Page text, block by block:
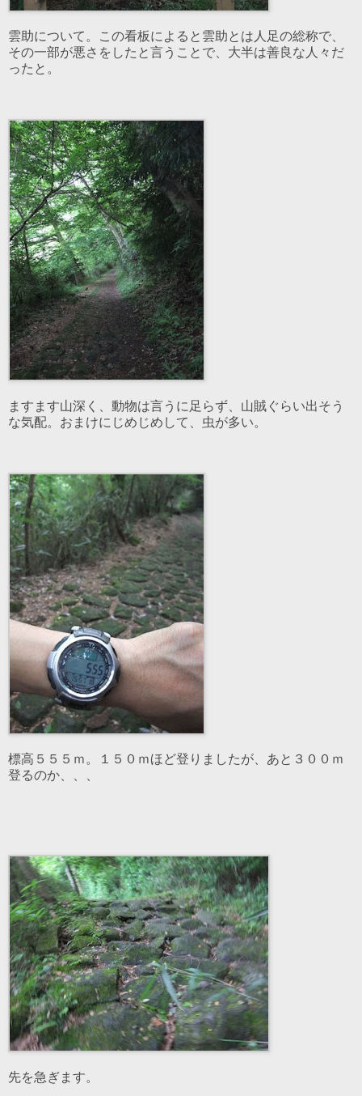
雲助について。この看板によると雲助とは人足の総称で、
その一部が悪さをしたと言うことで、大半は善良な人々だ
ったと。
ますます山深く、動物は言うに足らず、山賊ぐらい出そう
な気配。おまけにじめじめして、虫が多い。
標高５５５ｍ。１５０ｍほど登りましたが、あと３００ｍ
登るのか、、、
先を急ぎます。